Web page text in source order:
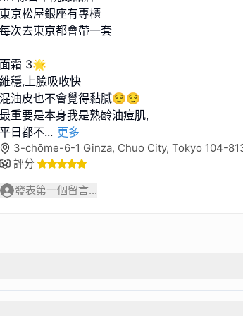
東京松屋銀座有專櫃
每次去東京都會帶一套
面霜 3🌟
維穩,上臉吸收快
混油皮也不會覺得黏膩😌😌
最重要是本身我是熟齡油痘肌,
平日都不... 更多
3-chōme-6-1 Ginza, Chuo City, Tokyo 104-
評分
發表第一個留言...